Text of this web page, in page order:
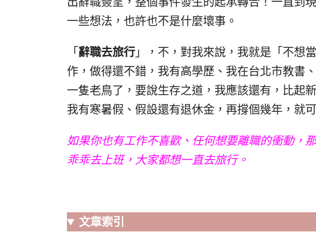
一些想法，也許也不是什麼壞事。
「辭職去旅行」，不，對我來說，我就是「不想
作，做得還不錯，我有高學歷、我在台北市教書
一隻老鳥了，要說生存之道，我應該還有，比起
我有寒暑假、假設還有退休金，再撐個幾年，就
如果你也有工作不喜歡、任何想要離職的衝動，
乖乖去上班，大家都想一直去旅行。
文章索引